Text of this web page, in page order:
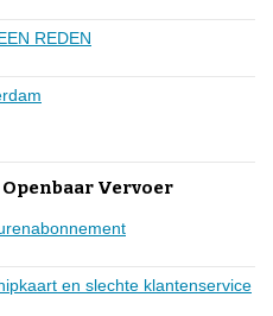
REDEN
Vervoer
en slechte klantenservice